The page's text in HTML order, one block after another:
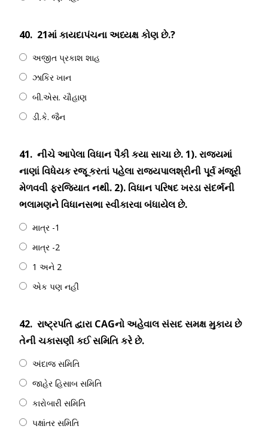
40. 21માં કાયદાપંચના અધ્યક્ષ કોણ છે.?
અજીત પ્રકાશ શાહ
ઝાકિર ખાન
બી.એસ. ચૌહાણ
ડી.કે. જૈન
41. નીચે આપેલા વિધાન પૈકી કયા સાચા છે. 1). રાજયમાં
નાણાં વિધેયક રજૂ કરતાં પહેલા રાજયપાલશ્રીની પૂર્વ મંજૂરી
મેળવવી ફરજિયાત નથી. 2). વિધાન પરિષદ ખરડા સંદર્ભની
ભલામણને વિધાનસભા સ્વીકારવા બંધાયેલ છે.
માત્ર -1
માત્ર -2
1 અને 2
એક પણ નહીં
42. રાષ્ટ્રપતિ દ્વારા CAGનો અહેવાલ સંસદ સમક્ષ મુકાય છે
તેની ચકાસણી કઈ સમિતિ કરે છે.
અંદાજ સમિતિ
જાહેર હિસાબ સમિતિ
કારોબારી સમિતિ
પક્ષાંતર સમિતિ